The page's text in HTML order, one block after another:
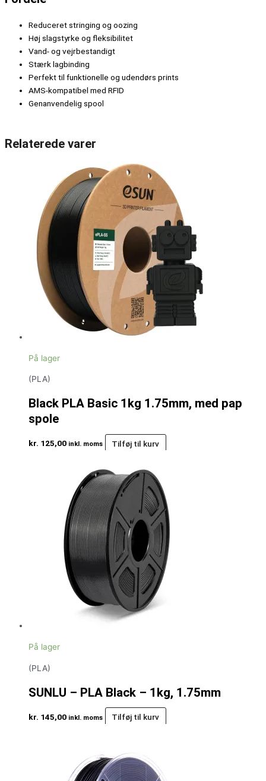
Reduceret stringing og oozing
Høj slagstyrke og fleksibilitet
Vand- og vejrbestandigt
Stærk lagbinding
Perfekt til funktionelle og udendørs prints
AMS-kompatibel med RFID
Genanvendelig spool
Relaterede varer
På lager
(PLA)
Black PLA Basic 1kg 1.75mm, med pap
spole
kr. 125,00 inkl. moms Tilføj til kurv
På lager
(PLA)
SUNLU – PLA Black – 1kg, 1.75mm
kr. 145,00 inkl. moms Tilføj til kurv